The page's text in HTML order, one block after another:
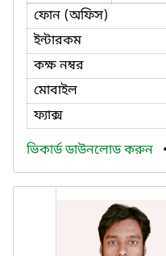
ফোন (অফিস)
ইন্টারকম
কক্ষ নম্বর
মোবাইল
ফ্যাক্স
ভিকার্ড ডাউনলোড করুন •